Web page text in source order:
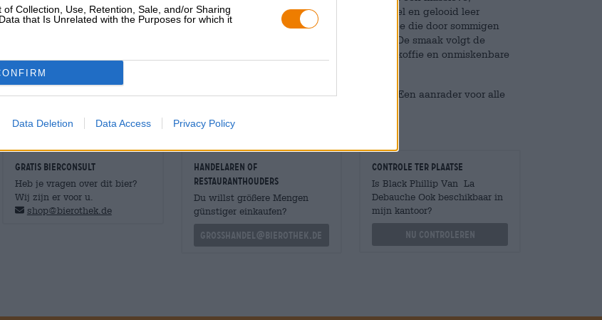
of Collection, Use, Retention, Sale, and/or Sharing
that Is Unrelated with the Purposes for which it
Data Deletion Data Access Privacy Policy
lichtbruine schuimkraag. Geuren van vers gezette koffie, pure chocolade, karamel en gelooid leer
stijgen uit het schuim op. De Brettanomyces voegen een ondefinieerbare geur toe die door sommigen
wordt omschreven als blauwe kaas en door anderen eenvoudigweg als “funk”. De smaak volgt de
geur en onthult een spel van aroma's van karamelachtig gebrande mout, tabak, koffie en onmiskenbare
Brettanomyces-tonen.
Black Phillip is een opwindende stout met zoete, kruidige en bittere elementen. Een aanrader voor alle
GRATIS BIERCONSULT
Heb je vragen over dit bier?
Wij zijn er voor u.
shop@bierothek.de
handelaren of
restauranthouders
Du willst größere Mengen
günstiger einkaufen?
grosshandel@bierothek.de
Controle ter plaatse
Is Black Phillip Van La
Debauche Ook beschikbaar in
mijn kantoor?
Nu controleren